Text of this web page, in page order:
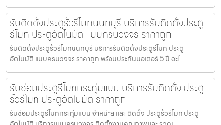
รับติดตั้งประตูรั้วรีโมทนนทบุรี บริการรับติดตั้งประตู
รีโมท ประตูอัตโนมัติ แบบครบวงจร ราคาถูก
รับติดตั้งประตูรั้วรีโมทนนทบุรี บริการรับติดตั้งประตูรีโมท ประตู
อัตโนมัติ แบบครบวงจร ราคาถูก พร้อมประกันมอเตอร์ 5 ปี อะไ
รับซ่อมประตูรีโมทกระทุ่มแบน บริการรับติดตั้ง ประตู
รั้วรีโมท ประตูอัตโนมัติ ราคาถูก
รับซ่อมประตูรีโมทกระทุ่มแบน จำหน่าย และ ติดตั้ง ประตูรั้วรีโมท ประตู